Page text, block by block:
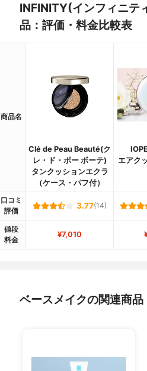
INFINITY(インフィニテ
品：評価・料金比較表
商品名
Clé de Peau Beauté(ク
レ・ド・ポー ボーテ)
タンクッションエクラ
（ケース・パフ付）
エアク
口コミ
評価
3.77(14)
値段
料金
¥7,010
ベースメイクの関連商品